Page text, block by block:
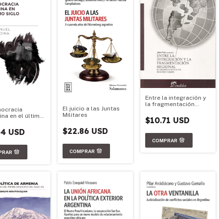
en el último
USD
El juicio a las Juntas
Militares
$22.86 USD
Entre la integración y
la fragmentación
$10.71 USD